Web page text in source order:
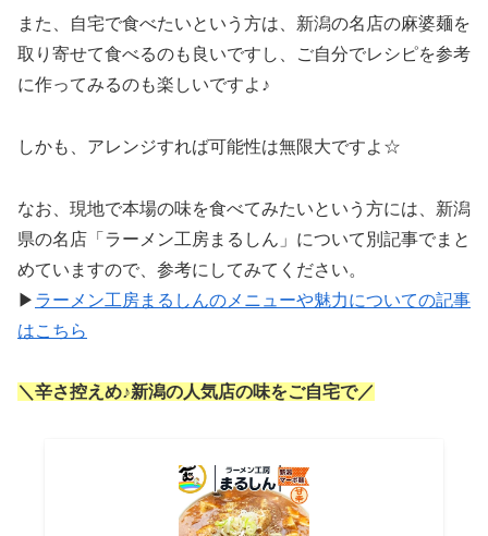
また、自宅で食べたいという方は、新潟の名店の麻婆麺を
取り寄せて食べるのも良いですし、ご自分でレシピを参考
に作ってみるのも楽しいですよ♪
しかも、アレンジすれば可能性は無限大ですよ☆
なお、現地で本場の味を食べてみたいという方には、新潟
県の名店「ラーメン工房まるしん」について別記事でまと
めていますので、参考にしてみてください。
▶ ラーメン工房まるしんのメニューや魅力についての記事
はこちら
＼辛さ控えめ♪新潟の人気店の味をご自宅で／